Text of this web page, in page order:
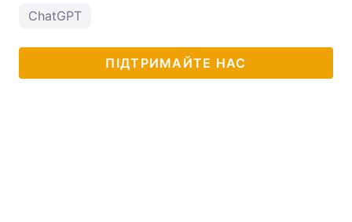
ChatGPT
ПІДТРИМАЙТЕ НАС